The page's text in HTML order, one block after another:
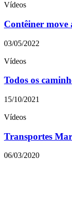
Vídeos
Contêiner move
03/05/2022
Vídeos
Todos os
15/10/2021
Vídeos
Transportes
06/03/2020